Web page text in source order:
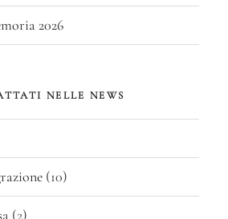
2026
NELLE NEWS
(10)
(2)